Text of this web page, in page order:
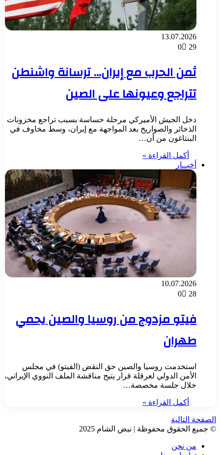
13.07.2026
0
29
ثمن الحرب مع إيران… ترسانة واشنطن
تتراجع وعيونها على الصين
دخل الجيش الأميركي مرحلة حساسة بسبب تراجع مخزونات
الذخائر والصواريخ بعد المواجهة مع إيران، وسط مخاوف في
البنتاغون من أن…
أكمل القراءة »
أخبــار
10.07.2026
0
28
فيتو مزدوج من روسيا والصين يحمي
طهران
استخدمت روسيا والصين حق النقض (الفيتو) في مجلس
الأمن الدولي لعرقلة قرار يتيح مناقشة الملف النووي الإيراني،
خلال جلسة مخصصة…
أكمل القراءة »
الصفحة التالية
© جميع الحقوق محفوظة | نبض الشام 2025
من نحن